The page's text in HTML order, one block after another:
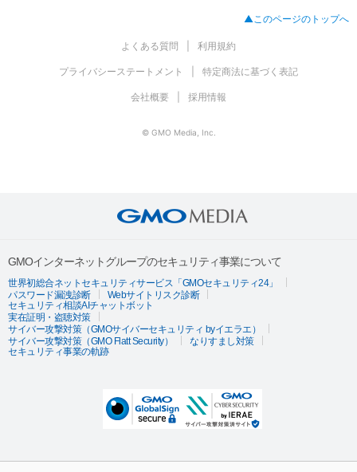
▲このページのトップへ
よくある質問 利用規約
プライバシーステートメント 特定商法に基づく表記
会社概要 採用情報
© GMO Media, Inc.
GMOインターネットグループのセキュリティ事業について
世界初総合ネットセキュリティサービス「GMOセキュリティ24」
パスワード漏洩診断
Webサイトリスク診断
セキュリティ相談AIチャットボット
実在証明・盗聴対策
サイバー攻撃対策（GMOサイバーセキュリティ byイエラエ）
サイバー攻撃対策（GMO Flatt Security）
なりすまし対策
セキュリティ事業の軌跡